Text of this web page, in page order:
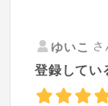
ゆいこ
登録してい